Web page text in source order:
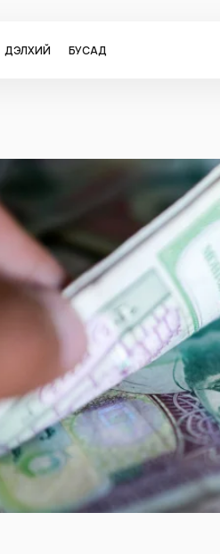
ДЭЛХИЙ БУСАД